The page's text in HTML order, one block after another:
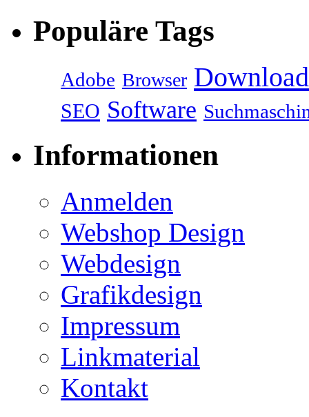
Populäre Tags
Adobe Browser Download
SEO Software
Informationen
Anmelden
Webshop Design
Webdesign
Grafikdesign
Impressum
Linkmaterial
Kontakt